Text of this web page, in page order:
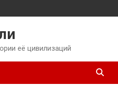
её цивилизаций